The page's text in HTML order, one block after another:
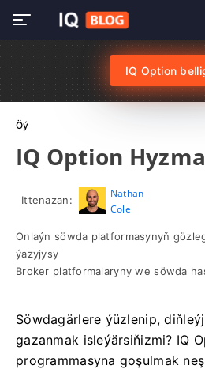
IQ Option
Öý
IQ Option
Ittenazan:
Nathan
Cole
Onlaýn söwda platformasynyň
ýazyjysy
Broker platformalaryny we söwda
Söwdagärlere ýüzlenip,
gazanmak isleýärsiňizmi? IQ
programmasyna goşulmak